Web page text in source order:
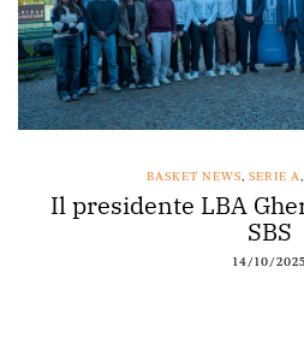
BASKET NEWS, SERIE A,
Il presidente LBA
SBS
14/10/2025